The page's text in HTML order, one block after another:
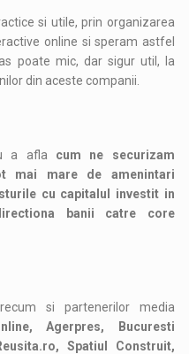
si utile, prin organizarea
online si speram astfel
poate mic, dar sigur util, la
din aceste companii.
a afla cum ne securizam
mai mare de amenintari
cu capitalul investit in
banii catre core
si partenerilor media
, Agerpres, Bucuresti
Spatiul Construit,